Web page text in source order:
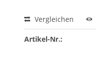
Vergleichen
Artikel-Nr.: